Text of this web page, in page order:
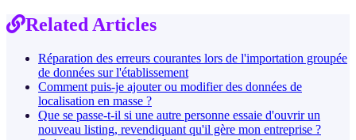
Related Articles
Réparation des erreurs courantes lors de l'importation groupée
de données sur l'établissement
Comment puis-je ajouter ou modifier des données de
localisation en masse ?
Que se passe-t-il si une autre personne essaie d'ouvrir un
nouveau listing, revendiquant qu'il gère mon entreprise ?